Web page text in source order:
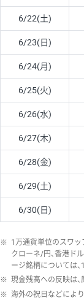
6/22(土)
6/23(日)
6/24(月)
6/25(火)
6/26(水)
6/27(木)
6/28(金)
6/29(土)
6/30(日)
※ 1万通貨単位のスワッ
クローネ/円、香港ド
ージ銘柄については
※ 現金残高への反映は
※ 海外の祝日などによ